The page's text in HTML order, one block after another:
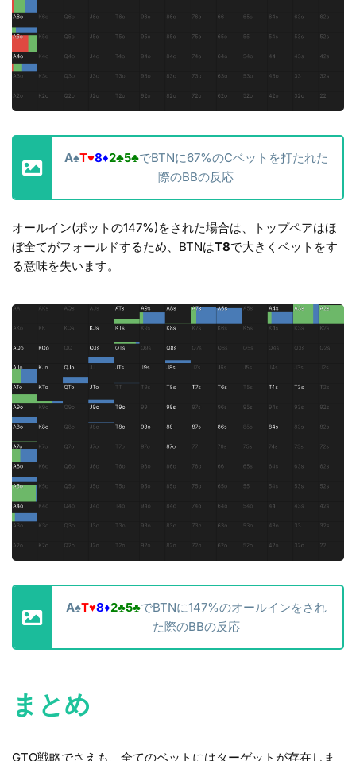
A♠T♥8♦2♣5♣でBTNに67%のCベットを打たれた
際のBBの反応
オールイン(ポットの147%)をされた場合は、トップペアはほ
ぼ全てがフォールドするため、BTNはT8で大きくベットをす
る意味を失います。
A♠T♥8♦2♣5♣でBTNに147%のオールインをされ
た際のBBの反応
まとめ
GTO戦略でさえも、全てのベットにはターゲットが存在しま